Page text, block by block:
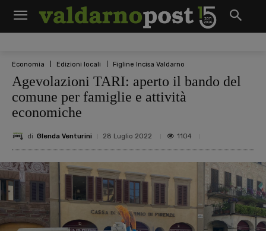
Economia Edizioni locali Figline Incisa Valdarno
Agevolazioni TARI: aperto il bando del
comune per famiglie e attività
economiche
di Glenda Venturini 28 Luglio 2022 1104